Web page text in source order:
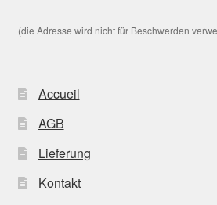
(die Adresse wird nicht für Beschwerden
Accueil
AGB
Lieferung
Kontakt